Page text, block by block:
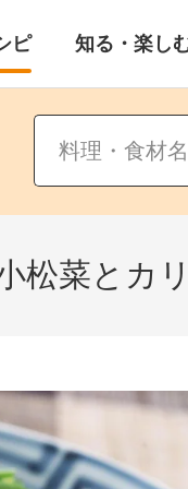
ピ 知る・楽し
松菜とカ